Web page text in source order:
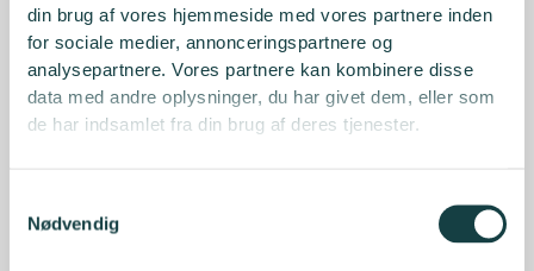
din brug af vores hjemmeside med vores partnere inden
for sociale medier, annonceringspartnere og
analysepartnere. Vores partnere kan kombinere disse
data med andre oplysninger, du har givet dem, eller som
de har indsamlet fra din brug af deres tjenester.
Nødvendig
migration mod Europa, så målet om at flere
mennesker skal have mulighed for at opbygge et liv
og en fremtid i deres egne lande kan nås.
Nyudnævntedirektør for IFU, Lars Bo Bertram
økonomier og mindske behovet for migration,
samtidig med, at der skabes konkurrencedygtige